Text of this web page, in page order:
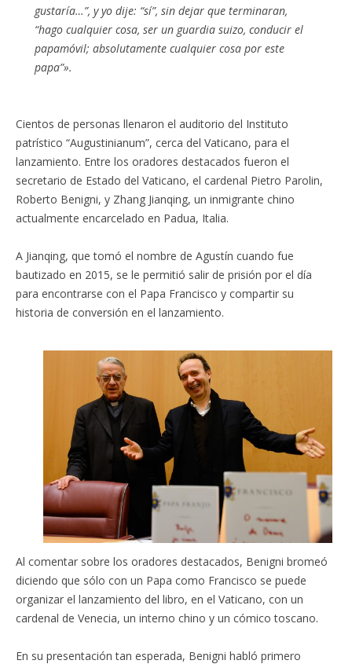
gustaría…”, y yo dije: “sí”, sin dejar que terminaran,
“hago cualquier cosa, ser un guardia suizo, conducir el
papamóvil; absolutamente cualquier cosa por este
papa”».
Cientos de personas llenaron el auditorio del Instituto
patrístico “Augustinianum”, cerca del Vaticano, para el
lanzamiento. Entre los oradores destacados fueron el
secretario de Estado del Vaticano, el cardenal Pietro Parolin,
Roberto Benigni, y Zhang Jianqing, un inmigrante chino
actualmente encarcelado en Padua, Italia.
A Jianqing, que tomó el nombre de Agustín cuando fue
bautizado en 2015, se le permitió salir de prisión por el día
para encontrarse con el Papa Francisco y compartir su
historia de conversión en el lanzamiento.
Al comentar sobre los oradores destacados, Benigni bromeó
diciendo que sólo con un Papa como Francisco se puede
organizar el lanzamiento del libro, en el Vaticano, con un
cardenal de Venecia, un interno chino y un cómico toscano.
En su presentación tan esperada, Benigni habló primero